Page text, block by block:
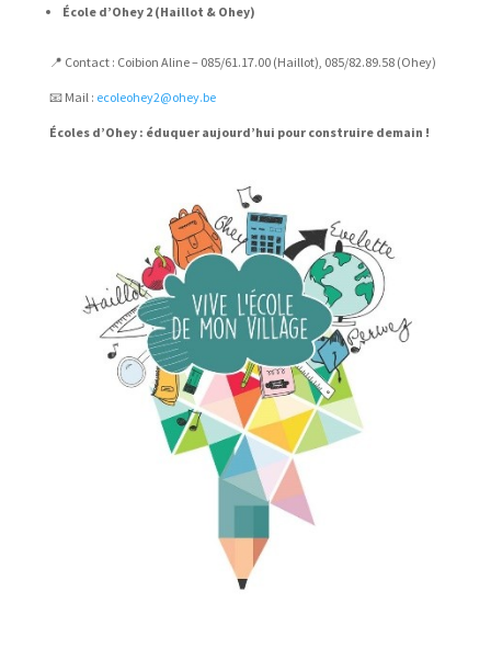
École d’Ohey 2 (Haillot & Ohey)
📍 Contact : Coibion Aline – 085/61.17.00 (Haillot), 085/82.89.58 (Ohey)
📧 Mail : ecoleohey2@ohey.be
Écoles d’Ohey : éduquer aujourd’hui pour construire demain !